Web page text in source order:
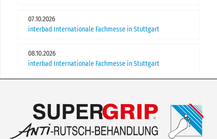
07.10.2026
interbad Internationale Fachmesse in Stuttgart
08.10.2026
interbad Internationale Fachmesse in Stuttgart